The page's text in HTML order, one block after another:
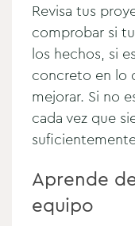
Revisa tus
comprobar si
los hechos, si
concreto en lo
mejorar. Si no
cada vez que
Aprende
equipo